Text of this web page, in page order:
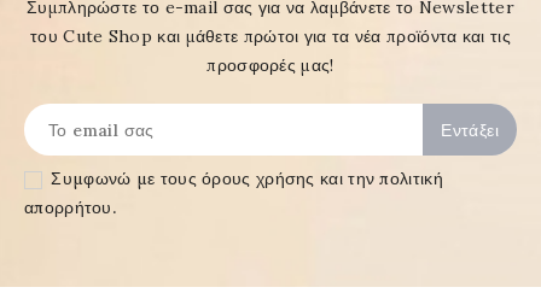
Συμπληρώστε το e-mail σας για να λαμβάνετε το Newsletter
του Cute Shop και μάθετε πρώτοι για τα νέα προϊόντα και τις
προσφορές μας!
Συμφωνώ με τουςόρους χρήσης και την πολιτική
απορρήτου.